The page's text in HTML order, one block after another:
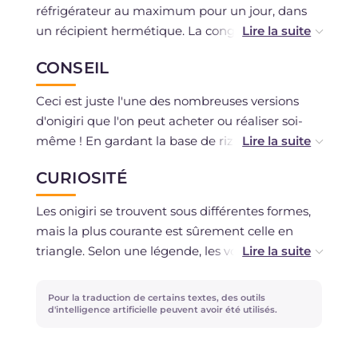
réfrigérateur au maximum pour un jour, dans
un récipient hermétique. La congélation est
CONSEIL
Ceci est juste l'une des nombreuses versions
d'onigiri que l'on peut acheter ou réaliser soi-
même ! En gardant la base de riz, vous pouvez
pourriez utiliser du saumon fumé ou sauter
l'étape de la cuisson du poisson et farcir les
onigiri avec un tartare de thon ou de saumon
frais (en vous assurant bien sûr qu'il a été
préalablement congelé). En alternative au
opter pour une version végétarienne, en
CURIOSITÉ
Les onigiri se trouvent sous différentes formes,
mais la plus courante est sûrement celle en
triangle. Selon une légende, les voyageurs
triangulaire pour rappeler le profil d'une
montagne et ainsi demander protection aux
Pour la traduction de certains textes, des outils
d'intelligence artificielle peuvent avoir été utilisés.